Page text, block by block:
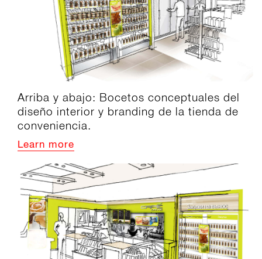
Arriba y abajo: Bocetos conceptuales del
diseño interior y branding de la tienda de
conveniencia.
Learn more